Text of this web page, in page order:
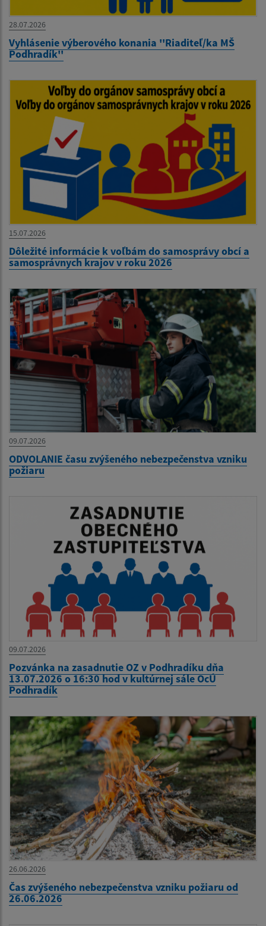
28.07.2026
Vyhlásenie výberového konania ''Riaditeľ/ka MŠ
Podhradík''
15.07.2026
Dôležité informácie k voľbám do samosprávy obcí a
samosprávnych krajov v roku 2026
09.07.2026
ODVOLANIE času zvýšeného nebezpečenstva vzniku
požiaru
09.07.2026
Pozvánka na zasadnutie OZ v Podhradíku dňa
13.07.2026 o 16:30 hod v kultúrnej sále OcÚ
Podhradík
26.06.2026
Čas zvýšeného nebezpečenstva vzniku požiaru od
26.06.2026